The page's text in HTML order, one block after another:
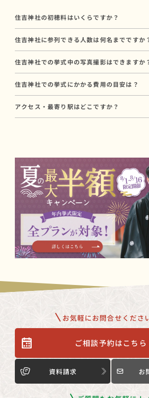
住吉神社の初穂料はいくらですか？
神社に直接お納めいただく挙式のお礼で、和
住吉神社に参列できる人数は何名までですか
住吉神社には最大本殿：〜30名/儀式殿：〜
親族中心の挙式から、少人数の友人を含めた
参列人数に合わせたプランや会場のご提案も
軽にご相談ください。
住吉神社での挙式中の写真撮影はできますか
はい、住吉神社では挙式中のプロカメラマ
和婚スタイルでは和装に特化した経験豊富な
住吉神社での挙式にかかる費用の目安は？
住吉神社での挙式にかかる基本費用は、合
アクセス・最寄り駅はどこですか？
駐車場もございます。
お気軽にお問合せくださ
ご相談予約はこちら
資料請求 お